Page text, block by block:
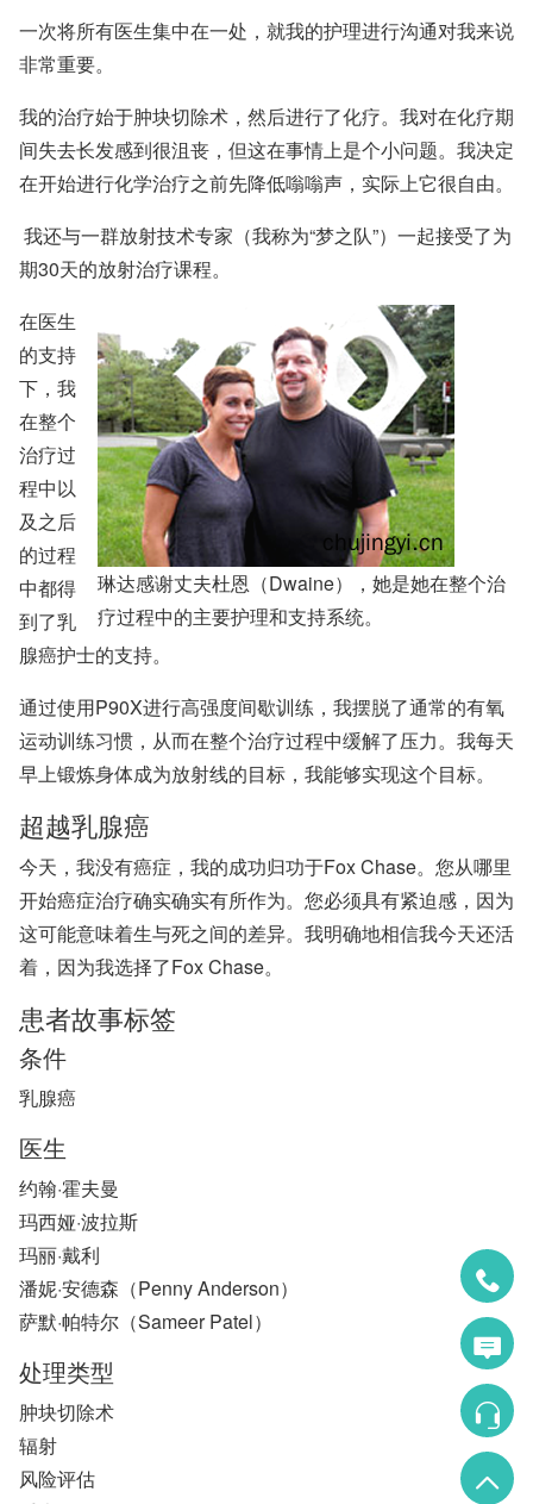
一次将所有医生集中在一处，就我的护理进行沟通对我来说
非常重要。
我的治疗始于肿块切除术，然后进行了化疗。我对在化疗期
间失去长发感到很沮丧，但这在事情上是个小问题。我决定
在开始进行化学治疗之前先降低嗡嗡声，实际上它很自由。
我还与一群放射技术专家（我称为“梦之队”）一起接受了为
期30天的放射治疗课程。
琳达感谢丈夫杜恩（Dwaine），她是她在整个治
疗过程中的主要护理和支持系统。
在医生
的支持
下，我
在整个
治疗过
程中以
及之后
的过程
中都得
到了乳
腺癌护士的支持。
通过使用P90X进行高强度间歇训练，我摆脱了通常的有氧
运动训练习惯，从而在整个治疗过程中缓解了压力。我每天
早上锻炼身体成为放射线的目标，我能够实现这个目标。
超越乳腺癌
今天，我没有癌症，我的成功归功于Fox Chase。您从哪里
开始癌症治疗确实确实有所作为。您必须具有紧迫感，因为
这可能意味着生与死之间的差异。我明确地相信我今天还活
着，因为我选择了Fox Chase。
患者故事标签
条件
乳腺癌
医生
约翰·霍夫曼
玛西娅·波拉斯
玛丽·戴利
潘妮·安德森（Penny Anderson）
萨默·帕特尔（Sameer Patel）
处理类型
肿块切除术
辐射
风险评估